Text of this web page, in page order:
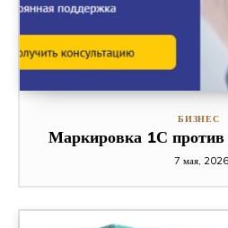
БИЗНЕС
Маркировка 1С против
7 мая, 2026